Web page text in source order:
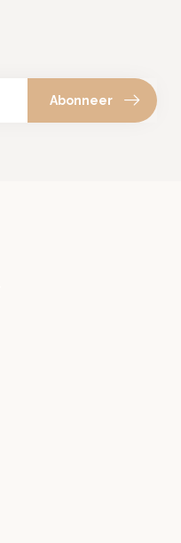
Abonneer